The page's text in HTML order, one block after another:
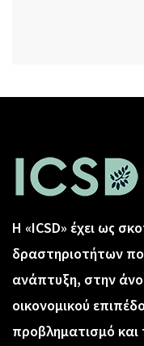
Η «ICSD» έχει ως
δραστηριοτήτων
ανάπτυξη, στην
οικονομικού
προβληματισμό και